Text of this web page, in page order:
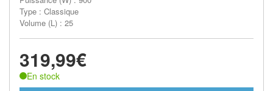
Type : Classique
Volume (L) : 25
319,99€
En stock